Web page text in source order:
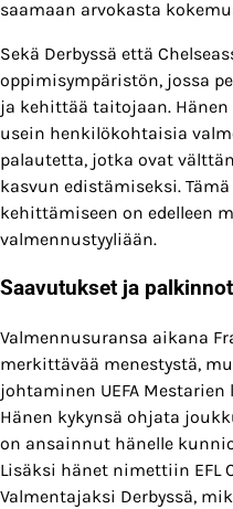
saamaan arvokasta
Sekä Derbyssä että
oppimisympäristön, jossa
ja kehittää taitojaan.
usein henkilökohtaisia
palautetta, jotka ovat
kasvun edistämiseksi.
kehittämiseen on edelleen
valmennustyyliään.
Saavutukset ja palkinnot
Valmennusuransa aikana
merkittävää menestystä,
johtaminen UEFA
Hänen kykynsä ohjata
on ansainnut hänelle
Lisäksi hänet nimettiin EFL
Valmentajaksi Derbyssä,